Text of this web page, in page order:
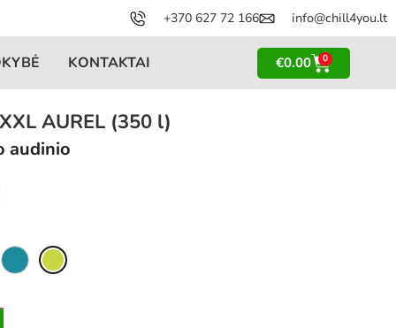
+370 627 72 166 info@chill4you.lt
KONTAKTAI €0.00 0
AUREL (350 l)
audinio